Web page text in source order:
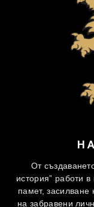
От
история” работи
памет, засилване
на забравени